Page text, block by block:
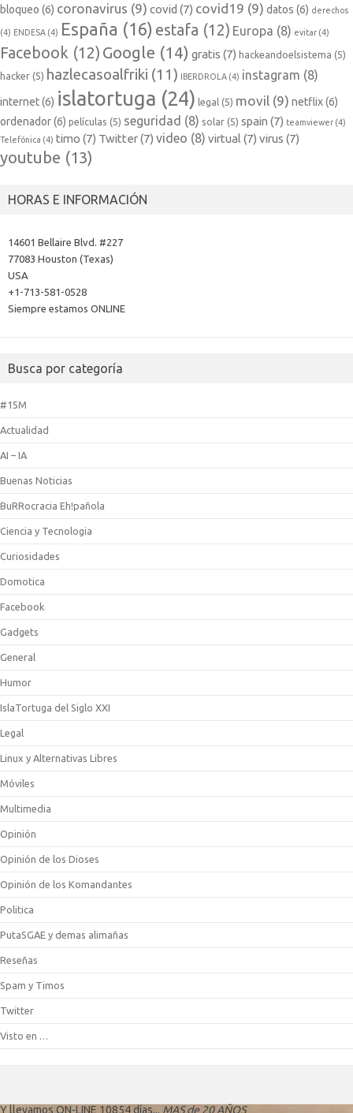
bloqueo (6) coronavirus (9) covid (7) covid19 (9) datos (6) derechos
(4) ENDESA (4) España (16) estafa (12) Europa (8) evitar (4)
Facebook (12) Google (14) gratis (7) hackeandoelsistema (5)
hacker (5) hazlecasoalfriki (11) IBERDROLA (4) instagram (8)
internet(6) islatortuga (24) legal (5) movil (9) netflix(6)
ordenador(6) películas (5) seguridad (8) solar (5) spain (7) teamviewer (4)
Telefónica (4) timo (7) Twitter(7) video (8) virtual (7) virus (7)
youtube (13)
HORAS E INFORMACIÓN
14601 Bellaire Blvd. #227
77083 Houston (Texas)
USA
+1-713-581-0528
Siempre estamos ONLINE
Busca por categoría
#15M
Actualidad
AI – IA
Buenas Noticias
BuRRocracia Eh!pañola
Ciencia y Tecnologia
Curiosidades
Domotica
Facebook
Gadgets
General
Humor
IslaTortuga del Siglo XXI
Legal
Linux y Alternativas Libres
Móviles
Multimedia
Opinión
Opinión de los Dioses
Opinión de los Komandantes
Politica
PutaSGAE y demas alimañas
Reseñas
Spam y Timos
Twitter
Visto en …
Y llevamos ON-LINE 10854 días... MAS de 20 AÑOS